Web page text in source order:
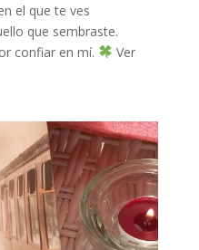
el que te ves
que sembraste.
confiar en mí.
Ver